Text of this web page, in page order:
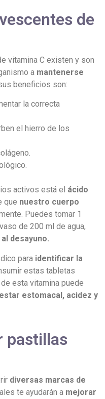
de
vitamina C existen y son
a mantenerse
beneficios son:
la correcta
el hierro de los
activos está el ácido
que nuestro cuerpo
Puedes tomar 1
de 200 ml de agua,
desayuno.
para identificar la
estas tabletas
esta vitamina puede
estomacal, acidez y
pastillas
diversas marcas de
te ayudarán a mejorar